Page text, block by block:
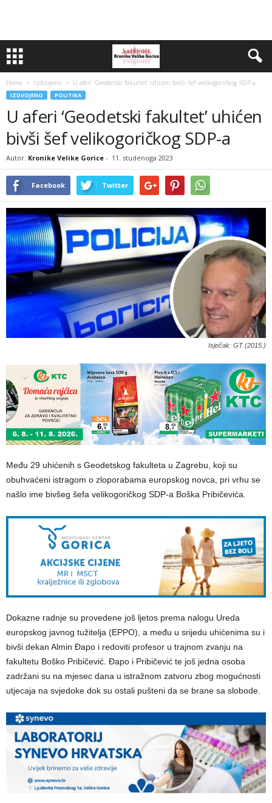
Home Izdvojeno U aferi ‘Geodetski fakultet’ uhićen bivši šef velikogoričkog SDP-a
IZDVOJENO POLITIKA
U aferi ‘Geodetski fakultet’ uhićen
bivši šef velikogoričkog SDP-a
Autor: Kronike Velike Gorice - 11. studenoga 2023
Facebook Twitter
Isječak: GT (2015.)
Među 29 uhićenih s Geodetskog fakulteta u Zagrebu, koji su
obuhvaćeni istragom o zloporabama europskog novca, pri vrhu se
našlo ime bivšeg šefa velikogoričkog SDP-a Boška Pribičevića.
Dokazne radnje su provedene još ljetos prema nalogu Ureda
europskog javnog tužitelja (EPPO), a među u srijedu uhićenima su i
bivši dekan Almin Đapo i redoviti profesor u trajnom zvanju na
fakultetu Boško Pribičević. Đapo i Pribičević te još jedna osoba
zadržani su na mjesec dana u istražnom zatvoru zbog mogućnosti
utjecaja na svjedoke dok su ostali pušteni da se brane sa slobode.